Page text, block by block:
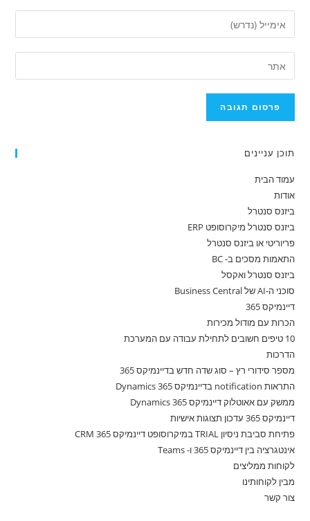
תוכן עניינים
עמוד הבית
אודות
ביזנס סנטרל
ביזנס סנטרל מיקרוסופט ERP
פריוריטי או ביזנס סנטרל
התאמות מסכים ב- BC
ביזנס סנטרל ואקסל
סוכני ה-AI של Business Central
דיינמיקס 365
הכרות עם מודול מכירות
10 טיפים חשובים לתחילת עבודה עם המערכת
הדרכות
מספר סידורי רץ – סוג שדה חדש בדיינמיקס 365
התראות notification בדיינמיקס 365 Dynamics
ממשק עם אאוטלוק דיינמיקס 365 Dynamics
דיינמיקס 365 עדכון תצוגות אישיות
פתיחת סביבת ניסיון TRIAL במיקרוסופט דיינמיקס 365 CRM
אינטגרציה בין דיינמיקס 365 ו- Teams
לקוחות ממליצים
מבין לקוחותינו
צור קשר